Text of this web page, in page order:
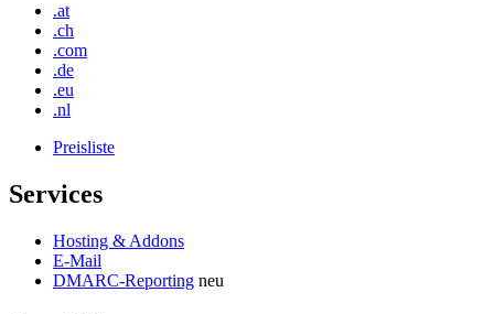
.at
.ch
.com
.de
.eu
.nl
Preisliste
Services
Hosting & Addons
E-Mail
DMARC-Reporting neu